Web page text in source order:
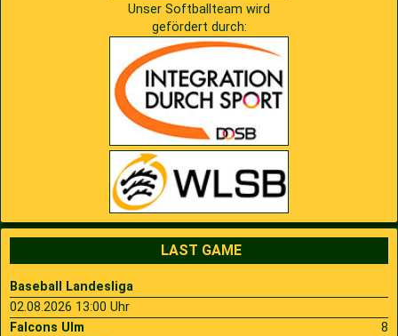
Unser Softballteam wird
gefördert durch:
LAST GAME
Baseball Landesliga
02.08.2026 13:00 Uhr
Falcons Ulm
8